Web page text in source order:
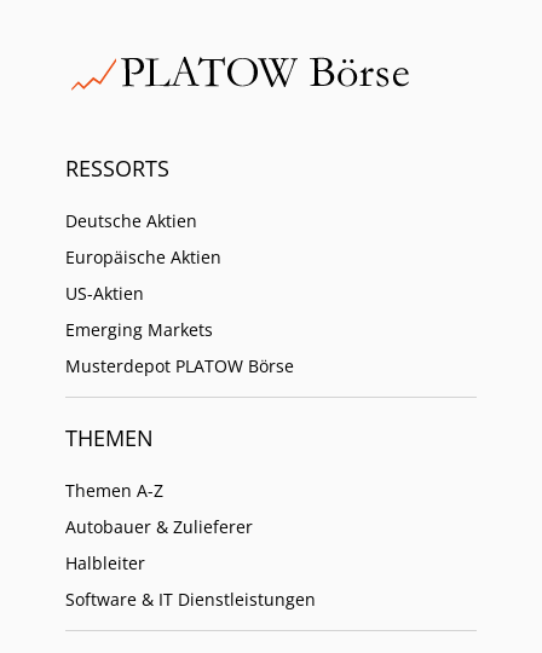
RESSORTS
Deutsche Aktien
Europäische Aktien
US-Aktien
Emerging Markets
Musterdepot PLATOW Börse
THEMEN
Themen A-Z
Autobauer & Zulieferer
Halbleiter
Software & IT Dienstleistungen